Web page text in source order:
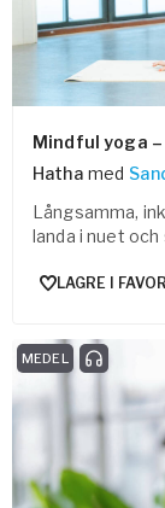
Mindful yoga
Hatha med
Långsamma,
landa i nuet
LAGRE I
MEDEL